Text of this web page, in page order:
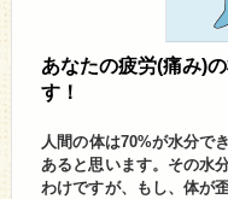
あなたの疲労(痛み)
す！
人間の体は70%が水分で
あると思います。その水
わけですが、もし、体が